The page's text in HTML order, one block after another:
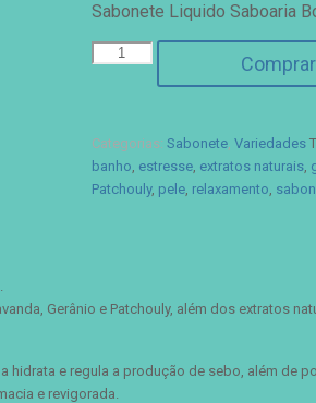
Sabonete Liquido Saboaria
Sabonete
-
Lavanda,
gerânio
Comprar
Categorias: Sabonete, Variedades
banho, estresse, extratos naturais,
Patchouly, pele, relaxamento,
Gerânio e Patchouly, além dos extratos
e regula a produção de sebo, além de
e revigorada.